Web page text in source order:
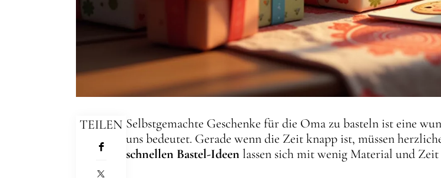
TEILEN Selbstgemachte Geschenke für die Oma zu basteln ist eine
uns bedeutet. Gerade wenn die Zeit knapp ist, müssen
schnellen Bastel-Ideen lassen sich mit wenig Material und